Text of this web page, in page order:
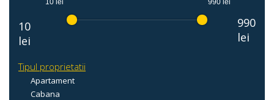
10
lei
10 lei 990 lei
990
lei
Tipul proprietatii
Apartament
Cabana